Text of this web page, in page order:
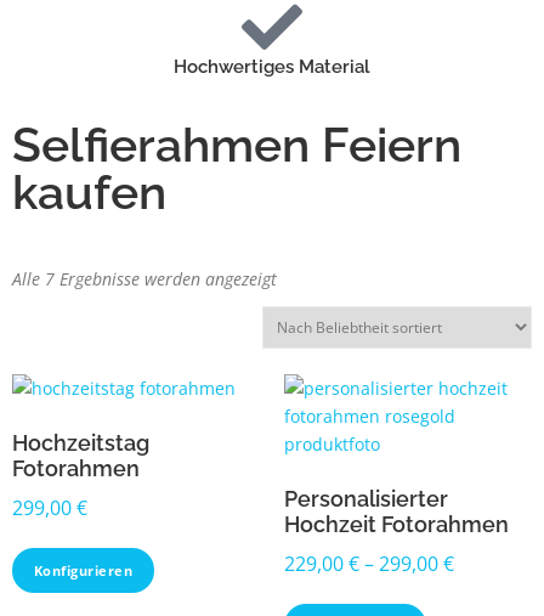
Hochwertiges Material
Selfierahmen Feiern
kaufen
Alle 7 Ergebnisse werden angezeigt
Hochzeitstag
Fotorahmen
299,00€
Konfigurieren
Personalisierter
Hochzeit Fotorahmen
229,00€–299,00€